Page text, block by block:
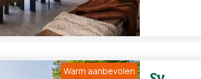
Warm aanbevolen